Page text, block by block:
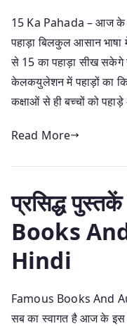
15 Ka Pahada – आज के
पहाड़ा बिलकुल आसान
से 15 का पहाड़ा सीख
केलकयुलेशन में पहाड़ों का
कक्षाओं से ही बच्चों को
Read More
प्रसिद्ध
Books
Hindi
Famous Books And
सब का स्वागत है आज के